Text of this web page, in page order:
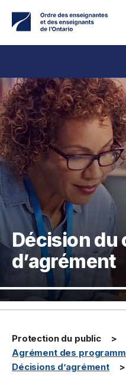
contenu
Décision du
d’agrément
Protection du public
Agrément des
Décisions d’agrément